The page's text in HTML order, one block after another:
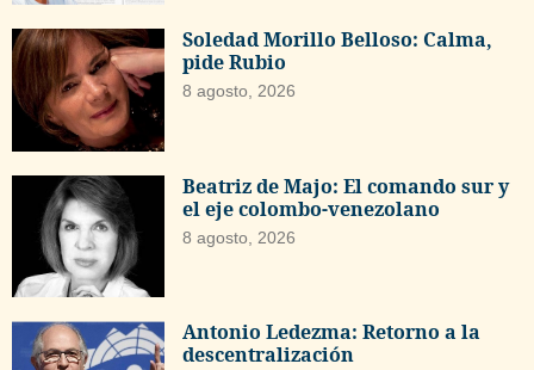
Soledad Morillo Belloso: Calma,
pide Rubio
8 agosto, 2026
Beatriz de Majo: El comando sur y
el eje colombo-venezolano
8 agosto, 2026
Antonio Ledezma: Retorno a la
descentralización